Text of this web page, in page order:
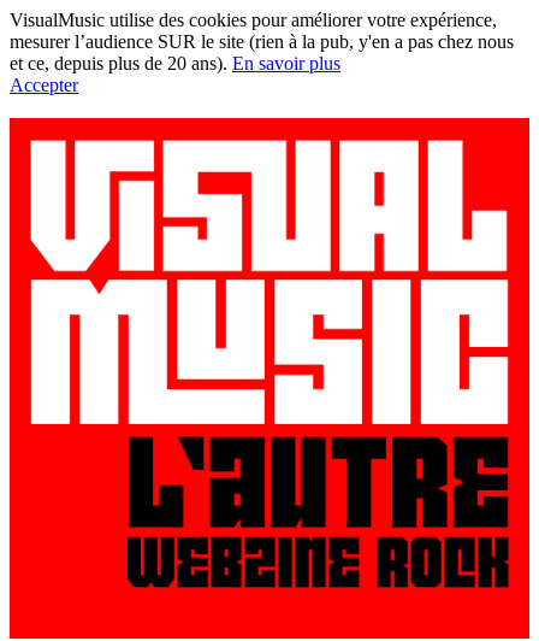
VisualMusic utilise des cookies pour améliorer votre expérience,
mesurer l’audience SUR le site (rien à la pub, y'en a pas chez nous
et ce, depuis plus de 20 ans). En savoir plus
Accepter